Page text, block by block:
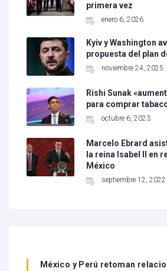
primera vez
enero 6, 2026
Kyiv y Washington
propuesta del plan
noviembre 24, 2025
Rishi Sunak
para comprar
octubre 6, 2023
Marcelo Ebrard
la reina Isabel II en
México
septiembre 12, 2022
México y Perú retoman